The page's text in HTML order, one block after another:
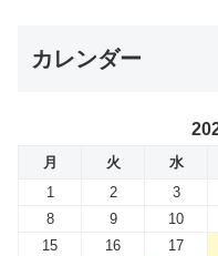
カレンダー
月 火 水
1
2 3
8
9 10
15
16 17